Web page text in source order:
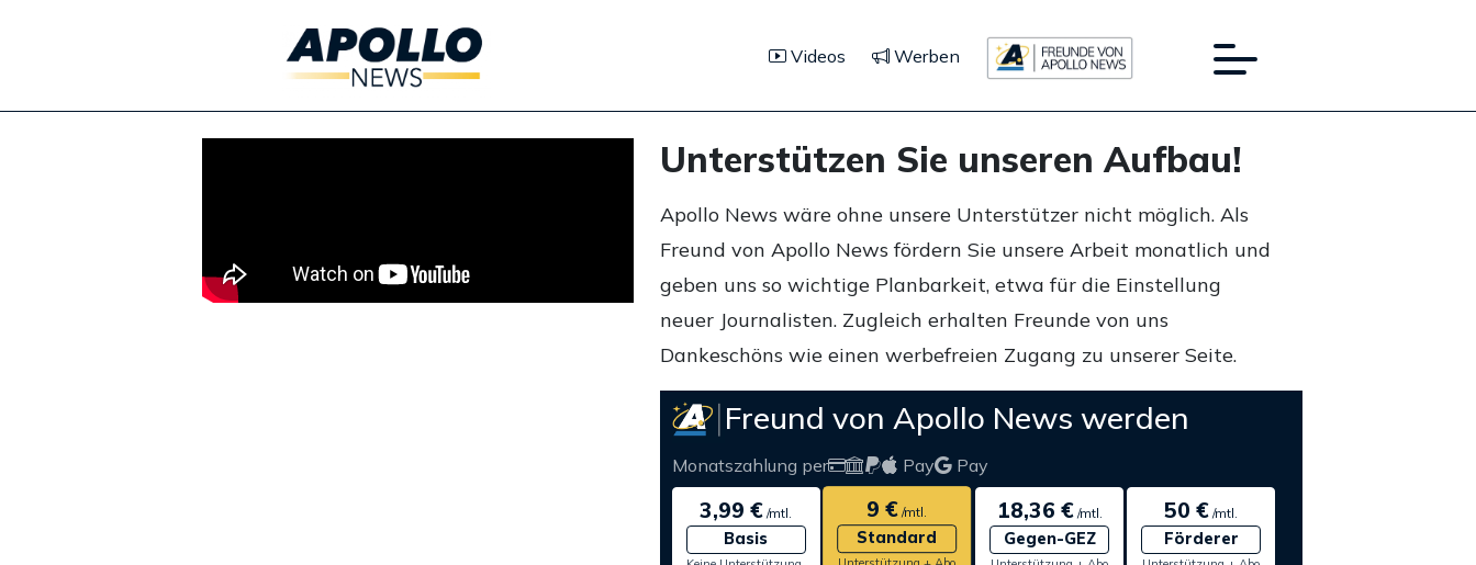
Videos Werben
Unterstützen Sie unseren Aufbau!
Apollo News wäre ohne unsere Unterstützer nicht möglich. Als
Freund von Apollo News fördern Sie unsere Arbeit monatlich und
geben uns so wichtige Planbarkeit, etwa für die Einstellung
neuer Journalisten. Zugleich erhalten Freunde von uns
Dankeschöns wie einen werbefreien Zugang zu unserer Seite.
Freund von Apollo News werden
Monatszahlung per Pay Pay
3,99 € /mtl.
Basis
9 € /mtl.
Standard
18,36 €/mtl.
Gegen-GEZ
50 € /mtl.
Förderer